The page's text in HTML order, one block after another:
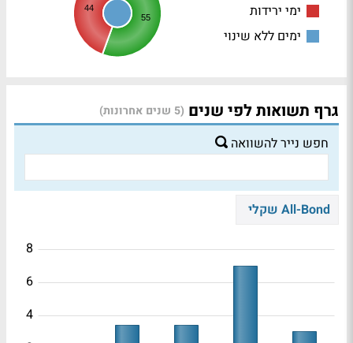
ימי ירידות
ימים ללא שינוי
55
44
גרף תשואות לפי שנים (5 שנים אחרונות)
חפש נייר להשוואה
All-Bond שקלי
4
6
8